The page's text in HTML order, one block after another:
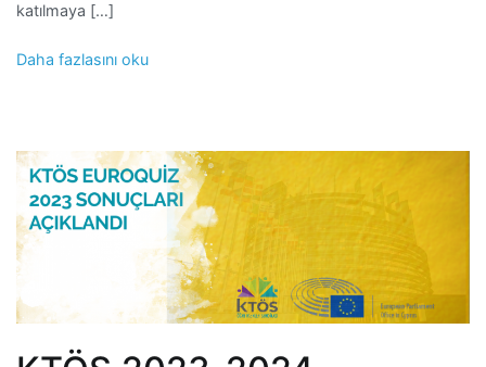
katılmaya […]
Daha fazlasını oku